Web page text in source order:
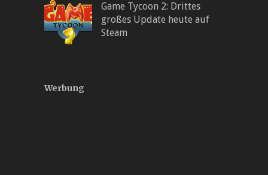
Game Tycoon 2: Drittes
großes Update heute auf
Steam
Werbung